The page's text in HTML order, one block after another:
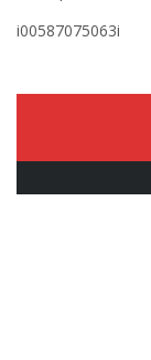
i00587075063i